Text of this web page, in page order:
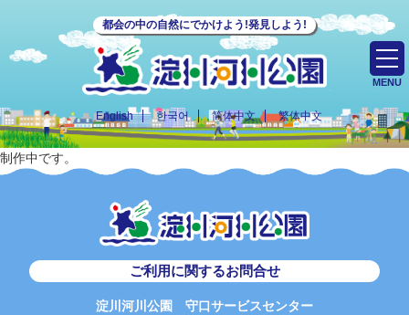
都会の中の自然にでかけよう!発見しよう!
English 한국어 简体中文 繁体中文
MENU
制作中です。
ご利用に関するお問合せ
淀川河川公園 守口サービスセンター